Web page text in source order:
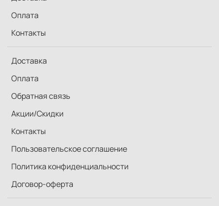
рисующего источника света если модель
находится в тени или же освещение само по себе
без жестких светотеневыхвых переходов.
Наиболее распространенный тип - это
3-5-7 отражающих повернхностей. Изделие
состоит из гибкого складного обруча, на который
натянута прозрачная материя белого цвета,
используемая “на просвет”. Для удобства
назовем эту конструкцию “основой”. Далее, на
основу одевается специальный чехол,
четырех поверхностей которого выполняет свою
Оплата
Контакты
Доставка
Оплата
Обратная связь
Акции/Скидки
Контакты
Пользовательское соглашение
Политика конфиденциальности
Договор-оферта